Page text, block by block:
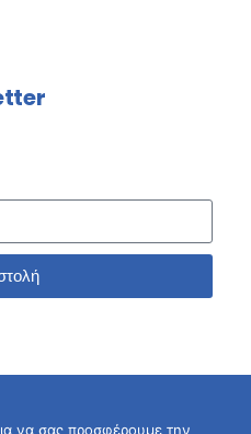
να σας προσφέρουμε την